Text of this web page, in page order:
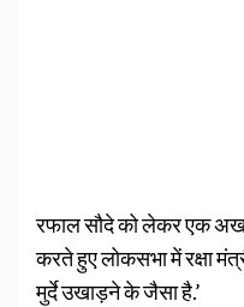
रफाल सौदे को लेकर एक
करते हुए लोकसभा में रक्षा
मुर्दे उखाड़ने के जैसा है.’